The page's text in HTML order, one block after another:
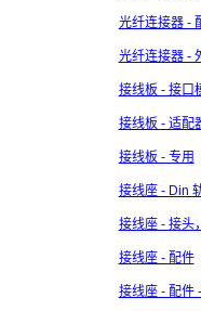
光纤连接器 -
光纤连接器 -
接线板 - 接口
接线板 - 适配
接线板 - 专用
接线座 - Din
接线座 - 接头
接线座 - 配件
接线座 - 配件